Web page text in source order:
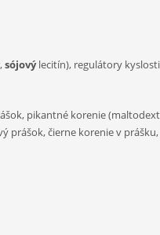
sójovýlecitín), regulátory kyslosti
pikantné korenie
prášok, čierne korenie v